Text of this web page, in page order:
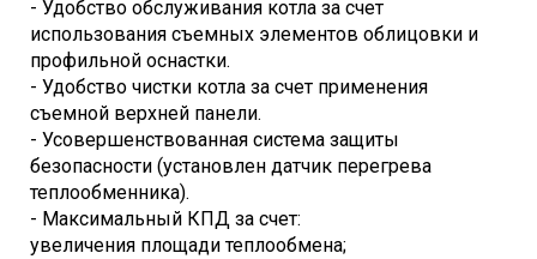
- Удобство обслуживания котла за счет
использования съемных элементов облицовки и
профильной оснастки.
- Удобство чистки котла за счет применения
съемной верхней панели.
- Усовершенствованная система защиты
безопасности (установлен датчик перегрева
теплообменника).
- Максимальный КПД за счет:
увеличения площади теплообмена;